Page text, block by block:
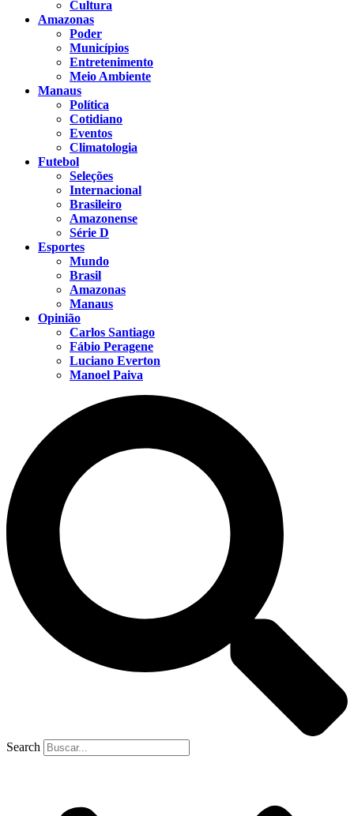
Cultura
Amazonas
Poder
Municípios
Entretenimento
Meio Ambiente
Manaus
Política
Cotidiano
Eventos
Climatologia
Futebol
Seleções
Internacional
Brasileiro
Amazonense
Série D
Esportes
Mundo
Brasil
Amazonas
Manaus
Opinião
Carlos Santiago
Fábio Peragene
Luciano Everton
Manoel Paiva
Search